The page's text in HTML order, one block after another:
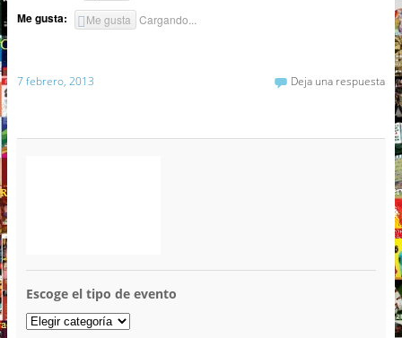
Me gusta: Me gusta Cargando...
7 febrero, 2013 Deja una respuesta
Escoge el tipo de evento